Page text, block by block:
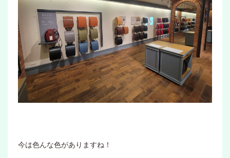
今は色んな色がありますね！